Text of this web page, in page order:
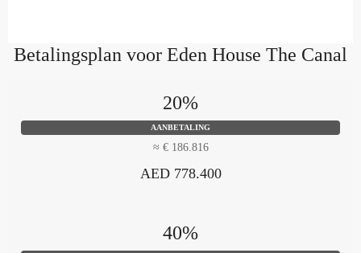
Betalingsplan voor Eden House The Canal
20%
AANBETALING
≈ € 186.816
AED 778.400
40%